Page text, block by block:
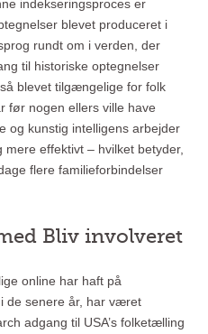
indekseringsproces er
blevet produceret i
rundt om i verden, der
til historiske optegnelser
blevet tilgængelige for folk
før nogen ellers ville have
og kunstig intelligens arbejder
effektivt – hvilket betyder,
flere familieforbindelser
Bliv involveret
online har haft på
de senere år, har været
adgang til USA’s folketælling